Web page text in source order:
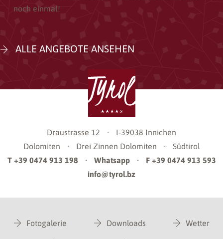
noch einmal!
ALLE ANGEBOTE ANSEHEN
Draustrasse 12 · I-39038 Innichen
Dolomiten
· Drei Zinnen Dolomiten ·
Südtirol
T +39 0474 913 198
· Whatsapp ·
F +39 0474 913 593
info@tyrol.bz
Fotogalerie Downloads Wetter